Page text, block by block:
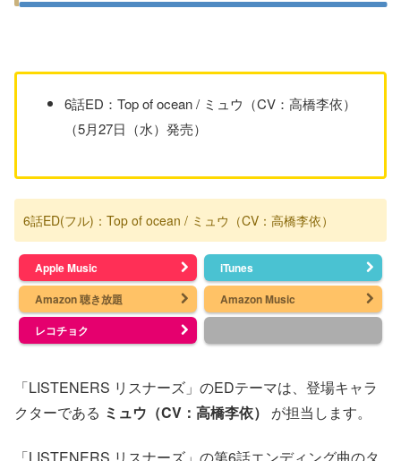
6話ED：Top of ocean / ミュウ（CV：高橋李依）
（5月27日（水）発売）
6話ED(フル)：Top of ocean / ミュウ（CV：高橋李依）
Apple Music
iTunes
Amazon 聴き放題
Amazon Music
レコチョク
「LISTENERS リスナーズ」のEDテーマは、登場キャラ
クターである ミュウ（CV：高橋李依） が担当します。